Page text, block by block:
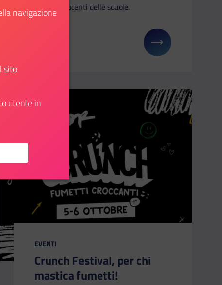
contro la violenza di genere online
alunni e docenti delle scuole.
Il link ti porterà ad avere maggiori dettagli su:
Aggiungi ai preferiti
CATEGORIA:
EVENTI
Crunch Festival, per chi
mastica fumetti!
navigazione
sito
utente in